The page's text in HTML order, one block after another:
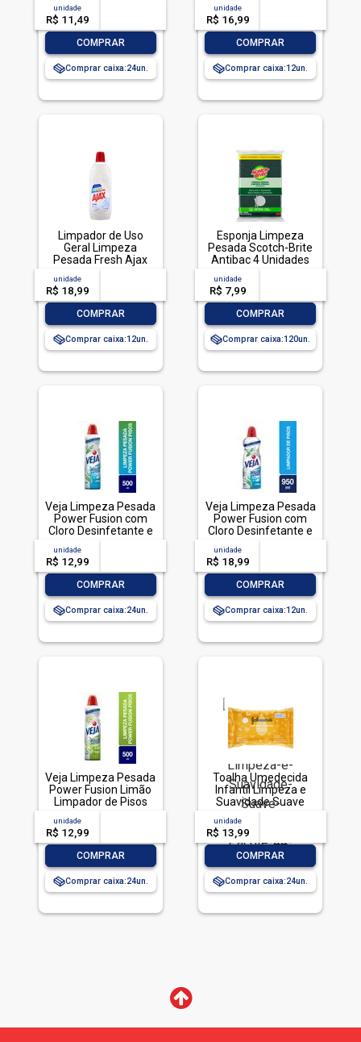
unidade
R$ 11,49
COMPRAR
Comprar caixa:24
unidade
R$ 16,99
COMPRAR
Comprar caixa:12
Limpador de Uso
Geral Limpeza
Pesada Fresh Ajax
Frasco 1l
unidade
R$ 18,99
COMPRAR
Comprar caixa:12
Esponja Limpeza
Pesada Scotch-Brite
Antibac 4 Unidades
Pacote Econômico
unidade
R$ 7,99
COMPRAR
Comprar caixa:120
Veja Limpeza Pesada
Power Fusion com
Cloro Desinfetante e
Limpador 500mL
unidade
R$ 12,99
COMPRAR
Comprar caixa:24
Veja Limpeza Pesada
Power Fusion com
Cloro Desinfetante e
Limpador 950mL
unidade
R$ 18,99
COMPRAR
Comprar caixa:12
Veja Limpeza Pesada
Power Fusion Limão
Limpador de Pisos
500mL
unidade
R$ 12,99
COMPRAR
Comprar caixa:24
Toalha Umedecida
Infantil Limpeza e
Suavidade Suave
Johnson's Pacote 44
Unidades
unidade
R$ 13,99
COMPRAR
Comprar caixa:24